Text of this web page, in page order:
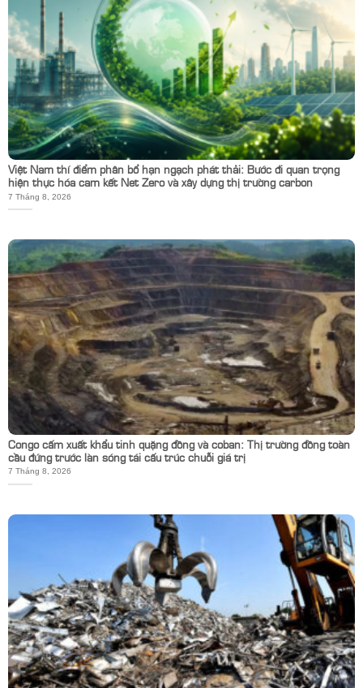
Việt Nam thí điểm phân bổ hạn ngạch phát thải: Bước đi quan trọng
hiện thực hóa cam kết Net Zero và xây dựng thị trường carbon
7 Tháng 8, 2026
Congo cấm xuất khẩu tinh quặng đồng và coban: Thị trường đồng toàn
cầu đứng trước làn sóng tái cấu trúc chuỗi giá trị
7 Tháng 8, 2026